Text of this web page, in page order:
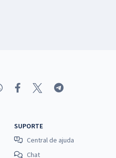
SUPORTE
Central de ajuda
Chat